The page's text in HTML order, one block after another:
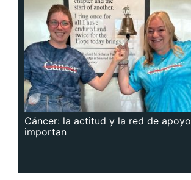
Cáncer: la actitud y la red de apoyo
importan